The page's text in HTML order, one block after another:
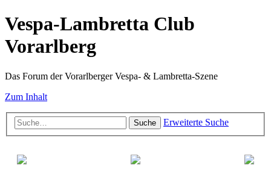
Vespa-Lambretta Club
Vorarlberg
Das Forum der Vorarlberger Vespa- & Lambretta-Szene
Zum Inhalt
Suche Erweiterte Suche